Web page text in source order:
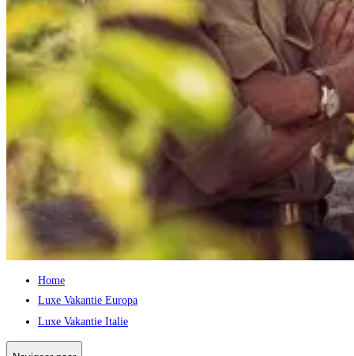
Home
Luxe Vakantie Europa
Luxe Vakantie Italie